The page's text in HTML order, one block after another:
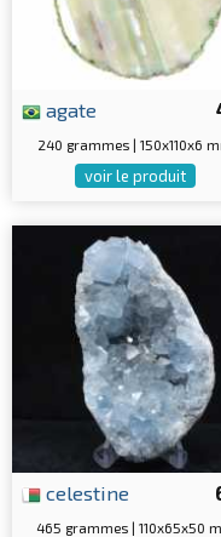
agate
240 grammes | 150x110x6
voir le produit
celestine
465 grammes | 110x65x50